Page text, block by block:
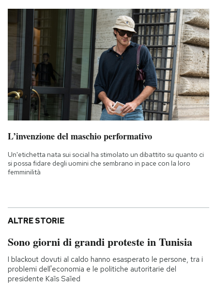
L’invenzione del maschio performativo
Un'etichetta nata sui social ha stimolato un dibattito su quanto ci
si possa fidare degli uomini che sembrano in pace con la loro
femminilità
ALTRE STORIE
Sono giorni di grandi proteste in Tunisia
I blackout dovuti al caldo hanno esasperato le persone, tra i
problemi dell'economia e le politiche autoritarie del
presidente Kaïs Saïed